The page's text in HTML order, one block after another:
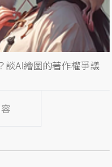
談AI繪圖的著作權爭議